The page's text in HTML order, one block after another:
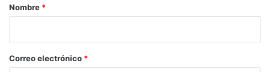
r
*
Nombre *
Correo electrónico *